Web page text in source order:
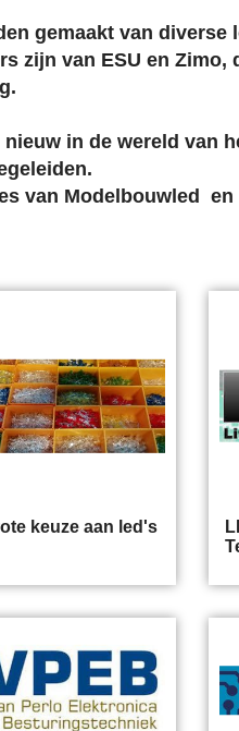
gemaakt van diverse
zijn van ESU en
in de wereld van
van Modelbouwled
keuze aan led's